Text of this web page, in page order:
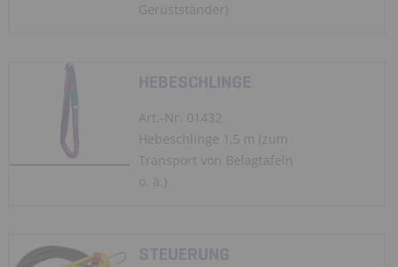
Gerüstständer)
HEBESCHLINGE
Art.-Nr. 01432
Hebeschlinge 1,5 m (zum
Transport von Belagtafeln
o. ä.)
STEUERUNG